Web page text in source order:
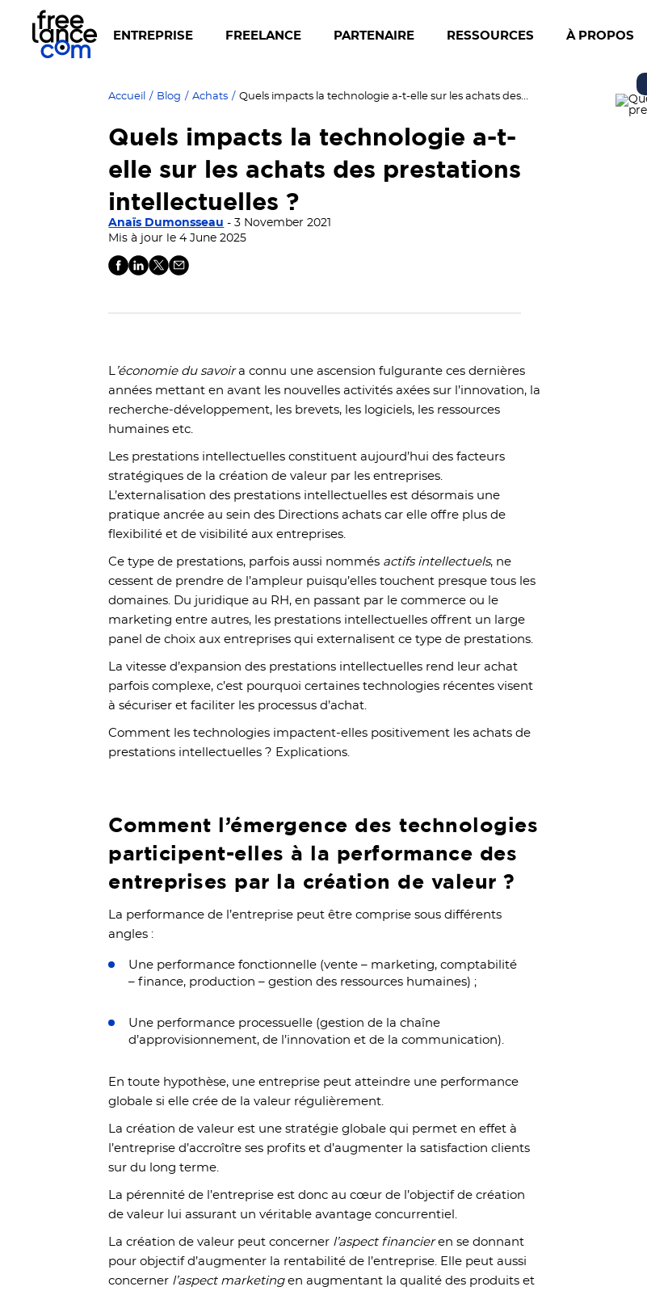
ENTREPRISE FREELANCE PARTENAIRE RESSOURCES À PROPOS
Accueil / Blog / Achats / Quels impacts la technologie a-t-elle sur les achats des prestations intellectuelles ?
Quels impacts la technologie a-t-
elle sur les achats des prestations
intellectuelles ?
Anaïs Dumonsseau - 3 November 2021
Mis à jour le 4 June 2025
L ’économie du savoira connu une ascension fulgurante ces dernières
années mettant en avant les nouvelles activités axées sur l’innovation, la
recherche-développement, les brevets, les logiciels, les ressources
humaines etc.
Les prestations intellectuelles constituent aujourd’hui des facteurs
stratégiques de la création de valeur par les entreprises.
L’externalisation des prestations intellectuelles est désormais une
pratique ancrée au sein des Directions achats car elle offre plus de
flexibilité et de visibilité aux entreprises.
Ce type de prestations, parfois aussi nommés actifs intellectuels, ne
cessent de prendre de l’ampleur puisqu’elles touchent presque tous les
domaines. Du juridique au RH, en passant par le commerce ou le
marketing entre autres, les prestations intellectuelles offrent un large
panel de choix aux entreprises qui externalisent ce type de prestations.
La vitesse d’expansion des prestations intellectuelles rend leur achat
parfois complexe, c’est pourquoi certaines technologies récentes visent
à sécuriser et faciliter les processus d’achat.
Comment les technologies impactent-elles positivement les achats de
prestations intellectuelles ? Explications.
Comment l’émergence des technologies
participent-elles à la performance des
entreprises par la création de valeur ?
La performance de l’entreprise peut être comprise sous différents
angles :
Une performance fonctionnelle (vente – marketing, comptabilité
– finance, production – gestion des ressources humaines) ;
Une performance processuelle (gestion de la chaîne
d’approvisionnement, de l’innovation et de la communication).
En toute hypothèse, une entreprise peut atteindre une performance
globale si elle crée de la valeur régulièrement.
La création de valeur est une stratégie globale qui permet en effet à
l’entreprise d’accroître ses profits et d’augmenter la satisfaction clients
sur du long terme.
La pérennité de l’entreprise est donc au cœur de l’objectif de création
de valeur lui assurant un véritable avantage concurrentiel.
La création de valeur peut concerner l’aspect financieren se donnant
pour objectif d’augmenter la rentabilité de l’entreprise. Elle peut aussi
concerner l’aspect marketingen augmentant la qualité des produits et